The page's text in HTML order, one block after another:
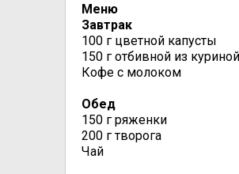
Меню
Завтрак
100 г цветной капусты
150 г отбивной из
Кофе с молоком
Обед
150 г ряженки
200 г творога
Чай